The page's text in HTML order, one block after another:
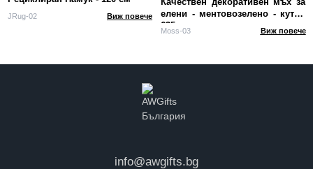
JRug-02 Виж повече
елени - ментовозелено - кутия
635 г
Moss-03 Виж повече
info@awgifts.bg